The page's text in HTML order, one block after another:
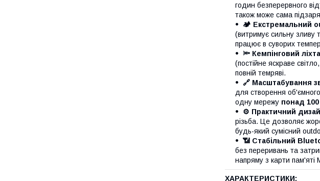
годин безперервного
також може сама
🏕️ Екстремальний
(витримує сильну зливу
працює в суворих
🔦 Кемпінговий
(постійне яскраве
повній темряві.
🔗 Масштабування
для створення
одну мережу понад
⚙️ Практичний
різьба. Це дозволяє
будь-який сумісний
📶 Стабільний
без переривань та
напряму з карти пам'яті
ХАРАКТЕРИСТИКИ: